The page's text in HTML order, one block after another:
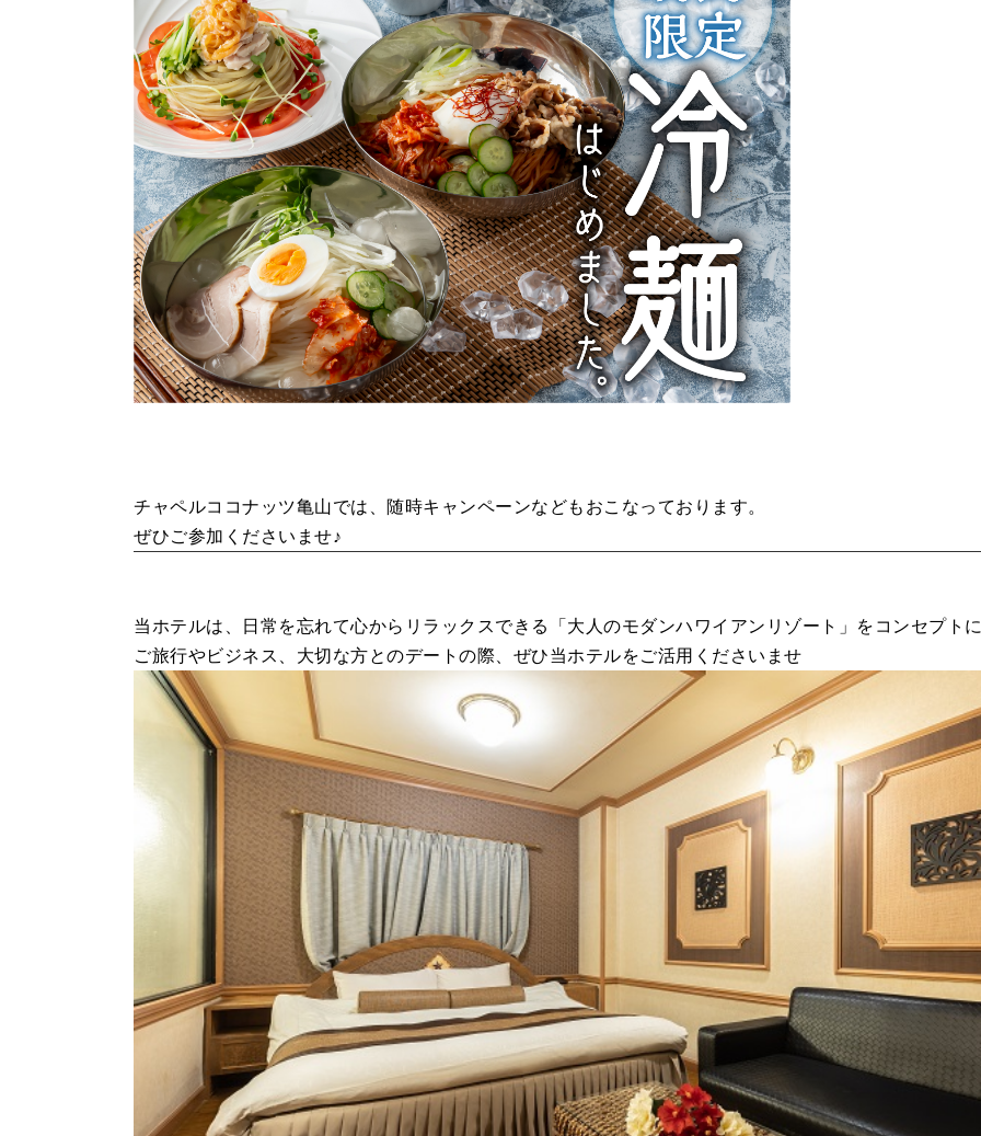
チャペルココナッツ亀山では、随時キャンペーンなどもおこなっております。
ぜひご参加くださいませ♪
当ホテルは、日常を忘れて心からリラックスできる「大人のモダンハワイアンリゾート」をコンセプト
ご旅行やビジネス、大切な方とのデートの際、ぜひ当ホテルをご活用くださいませ